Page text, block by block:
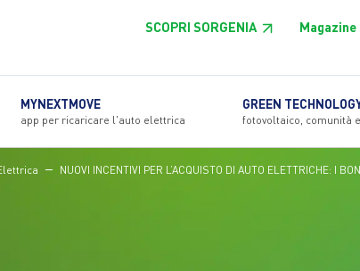
SCOPRI SORGENIA Magazine
MYNEXTMOVE
app per ricaricare l'auto elettrica
GREEN
fotovoltaico, comunità
NUOVI INCENTIVI PER L’ACQUISTO DI AUTO ELETTRICHE: I